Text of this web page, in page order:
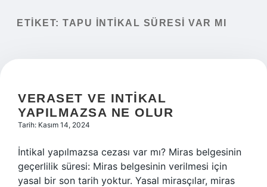
Yasal Uyarı
ETIKET: TAPU INTIKAL SÜRESI VAR MI
VERASET VE INTIKAL
YAPILMAZSA NE OLUR
Tarih: Kasım 14, 2024
İntikal yapılmazsa cezası var mı? Miras belgesinin
geçerlilik süresi: Miras belgesinin verilmesi için
yasal bir son tarih yoktur. Yasal mirasçılar, miras